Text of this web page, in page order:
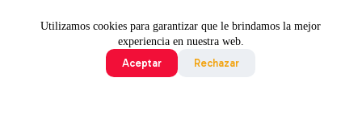
Utilizamos cookies para garantizar que le brindamos la mejor
experiencia en nuestra web.
Aceptar
Rechazar
Todo contenido original es sujeto de Copyright © 2026 TCG